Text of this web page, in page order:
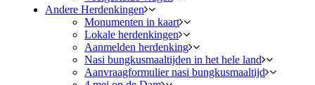
Andere Herdenkingen
Monumenten in kaart
Lokale herdenkingen
Aanmelden herdenking
Nasi bungkusmaaltijden in het hele land
Aanvraagformulier nasi bungkusmaaltijd